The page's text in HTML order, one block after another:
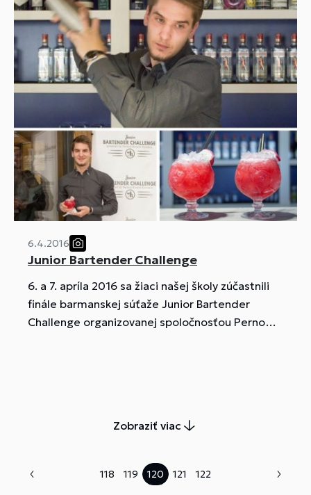
6.4.2016
Junior Bartender Challenge
6. a 7. apríla 2016 sa žiaci našej školy zúčastnili
finále barmanskej súťaže Junior Bartender
Challenge organizovanej spoločnosťou Pernod
Zobraziť viac
118 119 120 121 122